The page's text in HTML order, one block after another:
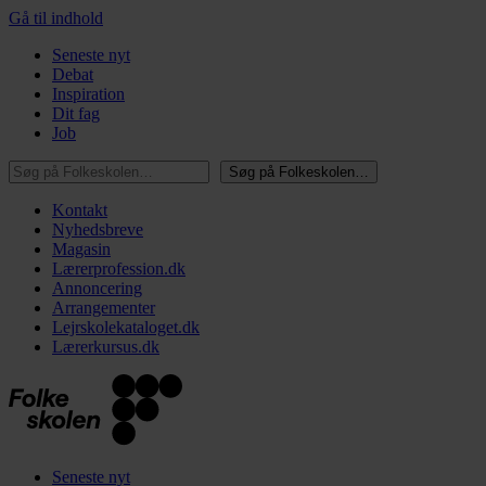
Gå til indhold
Seneste nyt
Debat
Inspiration
Dit fag
Job
Søg på Folkeskolen…
Søg på Folkeskolen…
Kontakt
Nyhedsbreve
Magasin
Lærerprofession.dk
Annoncering
Arrangementer
Lejrskolekataloget.dk
Lærerkursus.dk
Seneste nyt